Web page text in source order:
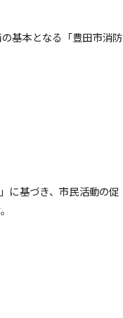
基本となる「豊田市消防
に基づき、市民活動の促